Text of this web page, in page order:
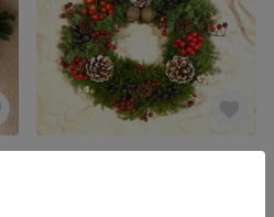
クリスマスリースフレッシュ